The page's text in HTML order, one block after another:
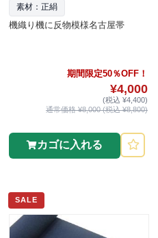
素材：正絹
機織り機に反物模様名古屋帯
期間限定50％OFF！
¥4,000
(税込 ¥4,400)
通常価格 ¥8,000 (税込 ¥8,800)
カゴに入れる
SALE